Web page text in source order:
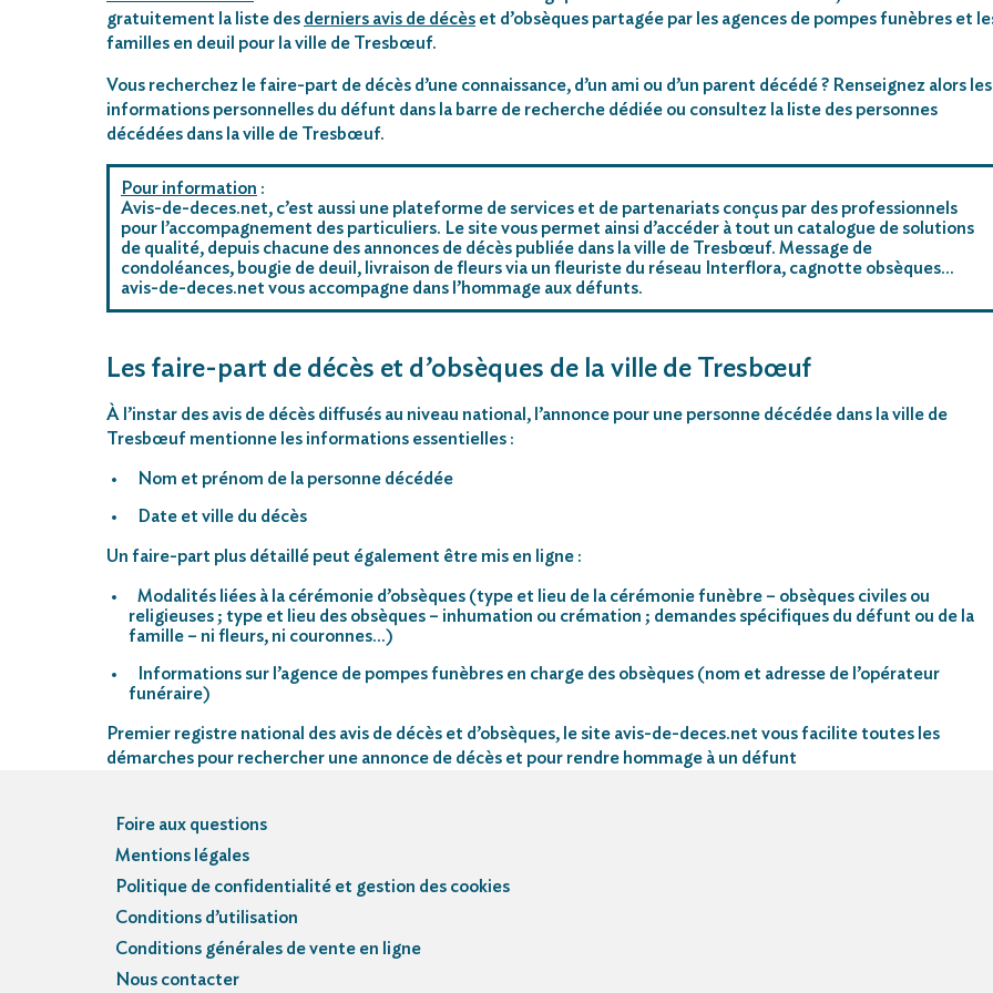
gratuitement la liste des derniers avis de décès et d’obsèques partagée par les agences de pompes funèbres et
familles en deuil pour la ville de Tresbœuf.
Vous recherchez le faire-part de décès d’une connaissance, d’un ami ou d’un parent décédé ? Renseignez alors les
informations personnelles du défunt dans la barre de recherche dédiée ou consultez la liste des personnes
décédées dans la ville de Tresbœuf.
Pour information :
Avis-de-deces.net, c’est aussi une plateforme de services et de partenariats conçus par des professionnels
pour l’accompagnement des particuliers. Le site vous permet ainsi d’accéder à tout un catalogue de solutions
de qualité, depuis chacune des annonces de décès publiée dans la ville de Tresbœuf. Message de
condoléances, bougie de deuil, livraison de fleurs via un fleuriste du réseau Interflora, cagnotte obsèques…
avis-de-deces.net vous accompagne dans l’hommage aux défunts.
Les faire-part de décès et d’obsèques de la ville de Tresbœuf
À l’instar des avis de décès diffusés au niveau national, l’annonce pour une personne décédée dans la ville de
Tresbœuf mentionne les informations essentielles :
Nom et prénom de la personne décédée
Date et ville du décès
Un faire-part plus détaillé peut également être mis en ligne :
Modalités liées à la cérémonie d’obsèques (type et lieu de la cérémonie funèbre – obsèques civiles ou
religieuses ; type et lieu des obsèques – inhumation ou crémation ; demandes spécifiques du défunt ou de la
famille – ni fleurs, ni couronnes…)
Informations sur l’agence de pompes funèbres en charge des obsèques (nom et adresse de l’opérateur
funéraire)
Premier registre national des avis de décès et d’obsèques, le site avis-de-deces.net vous facilite toutes les
démarches pour rechercher une annonce de décès et pour rendre hommage à un défunt
Foire aux questions
Mentions légales
Politique de confidentialité et gestion des cookies
Conditions d’utilisation
Conditions générales de vente en ligne
Nous contacter